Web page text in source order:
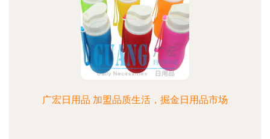
广宏日用品 加盟品质生活，掘金日用品市场